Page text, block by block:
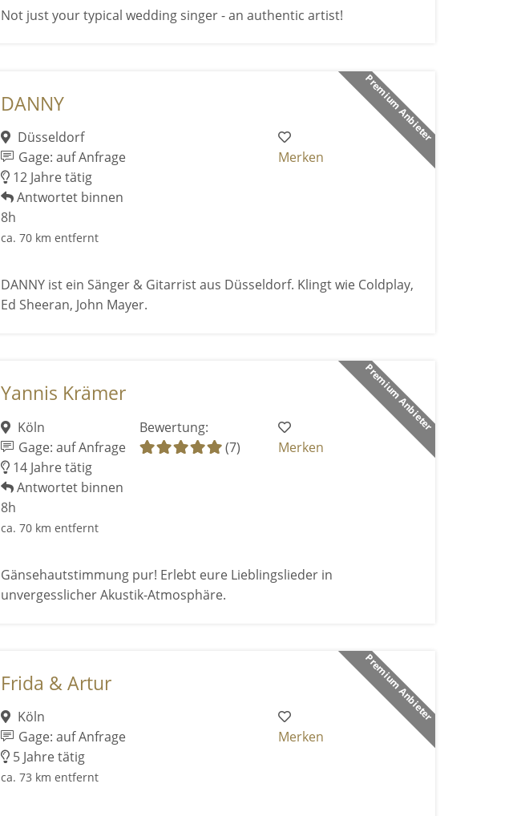
Not just your typical wedding singer - an authentic artist!
Premium Anbieter
DANNY
Düsseldorf
Gage: auf Anfrage
12 Jahre tätig
Antwortet binnen
8h
ca. 70 km entfernt
Merken
DANNY ist ein Sänger & Gitarrist aus Düsseldorf. Klingt wie Coldplay,
Ed Sheeran, John Mayer.
Premium Anbieter
Yannis Krämer
Köln
Gage: auf Anfrage
14 Jahre tätig
Antwortet binnen
8h
ca. 70 km entfernt
Bewertung:
(7)
Merken
Gänsehautstimmung pur! Erlebt eure Lieblingslieder in
unvergesslicher Akustik-Atmosphäre.
Premium Anbieter
Frida & Artur
Köln
Gage: auf Anfrage
5 Jahre tätig
ca. 73 km entfernt
Merken